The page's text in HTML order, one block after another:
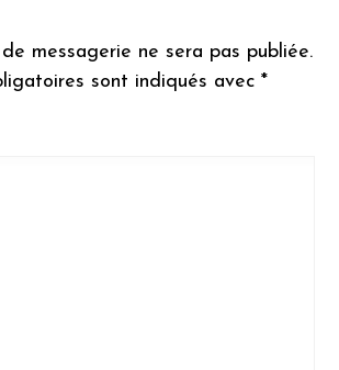
messagerie ne sera pas publiée.
sont indiqués avec*